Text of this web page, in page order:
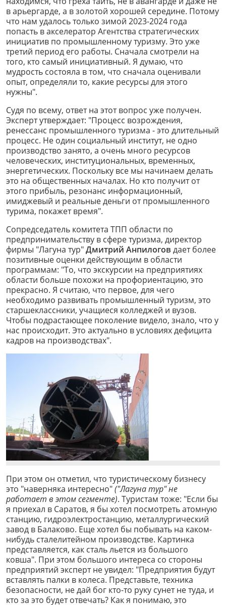
в арьергарде, а в золотой хорошей середине. Потому
что нам удалось только зимой 2023-2024 года
попасть в акселератор Агентства стратегических
инициатив по промышленному туризму. Это уже
третий период его работы. Сначала смотрели на
того, кто самый инициативный. Я думаю, что
мудрость состояла в том, что сначала оценивали
опыт, определяли то, какие ресурсы для этого
нужны".
Судя по всему, ответ на этот вопрос уже получен.
Эксперт утверждает: "Процесс возрождения,
ренессанс промышленного туризма - это длительный
процесс. Не один социальный институт, не одно
производство занято, а очень много ресурсов
человеческих, институциональных, временных,
энергетических. Поскольку все мы начинаем делать
это на общественных началах. Но кто получит от
этого прибыль, резонанс информационный,
имиджевый и реальные деньги от промышленного
турима, покажет время".
Сопредседатель комитета ТПП области по
предпринимательству в сфере туризма, директор
фирмы "Лагуна тур"Дмитрий Анпилогов дает более
позитивные оценки действующим в области
программам: "То, что экскурсии на предприятиях
области больше похожи на профориентацию, это
прекрасно. Я считаю, что первое, для чего
необходимо развивать промышленный туризм, это
старшеклассники, учащиеся колледжей и вузов.
Чтобы подрастающее поколение видело, знало, что у
нас происходит. Это актуально в условиях дефицита
кадров на производствах".
При этом он отметил, что туристическому бизнесу
это "наверняка интересно"("Лагуна тур" не
работает в этом сегменте). Туристам тоже: "Если бы
я приехал в Саратов, я бы хотел посмотреть атомную
станцию, гидроэлектростанцию, металлургический
завод в Балаково. Еще хотел бы побывать на каком-
нибудь сталелитейном производстве. Картинка
представляется, как сталь льется из большого
ковша". При этом большого интереса со стороны
предприятий эксперт не увидел: "Предприятия будут
вставлять палки в колеса. Представьте, техника
безопасности, не дай бог кто-то руку сунет не туда, и
кто за это будет отвечать? Как я понимаю, это